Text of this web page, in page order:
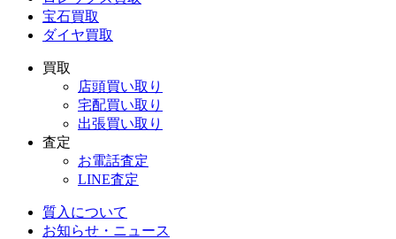
宝石買取
ダイヤ買取
買取
店頭買い取り
宅配買い取り
出張買い取り
査定
お電話査定
LINE査定
質入について
お知らせ・ニュース